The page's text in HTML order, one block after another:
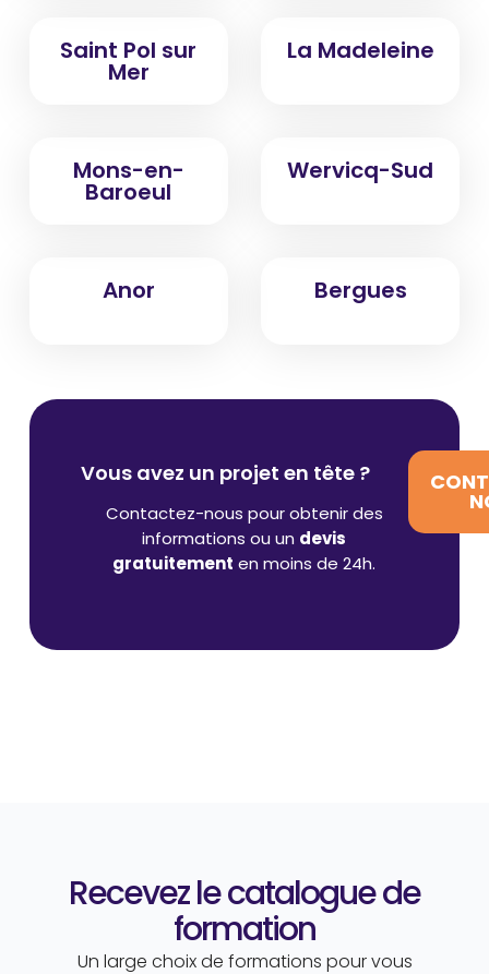
Saint Pol sur
Mer
La Madeleine
Mons-en-
Baroeul
Wervicq-Sud
Anor Bergues
Vous avez un projet en tête ?
Contactez-nous pour obtenir des
informations ou un devis
gratuitement en moins de 24h.
Recevez le catalogue de
formation
Un large choix de formations pour vous